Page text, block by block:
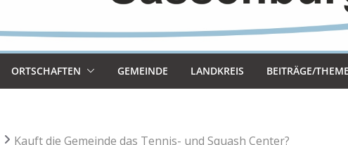
ORT­SCHAF­TEN GEMEINDE LAND­KREIS BEITRÄGE/
Kauft die Gemeinde das Tennis- und Squash Center?